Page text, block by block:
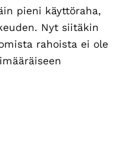
pieni käyttöraha,
Nyt siitäkin
rahoista ei ole